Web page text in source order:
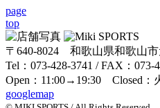
page
top
〒640-8024 和歌山県和歌山市
Tel：073-428-3741 / FAX：073-
Open：11:00→19:30 Closed：
googlemap